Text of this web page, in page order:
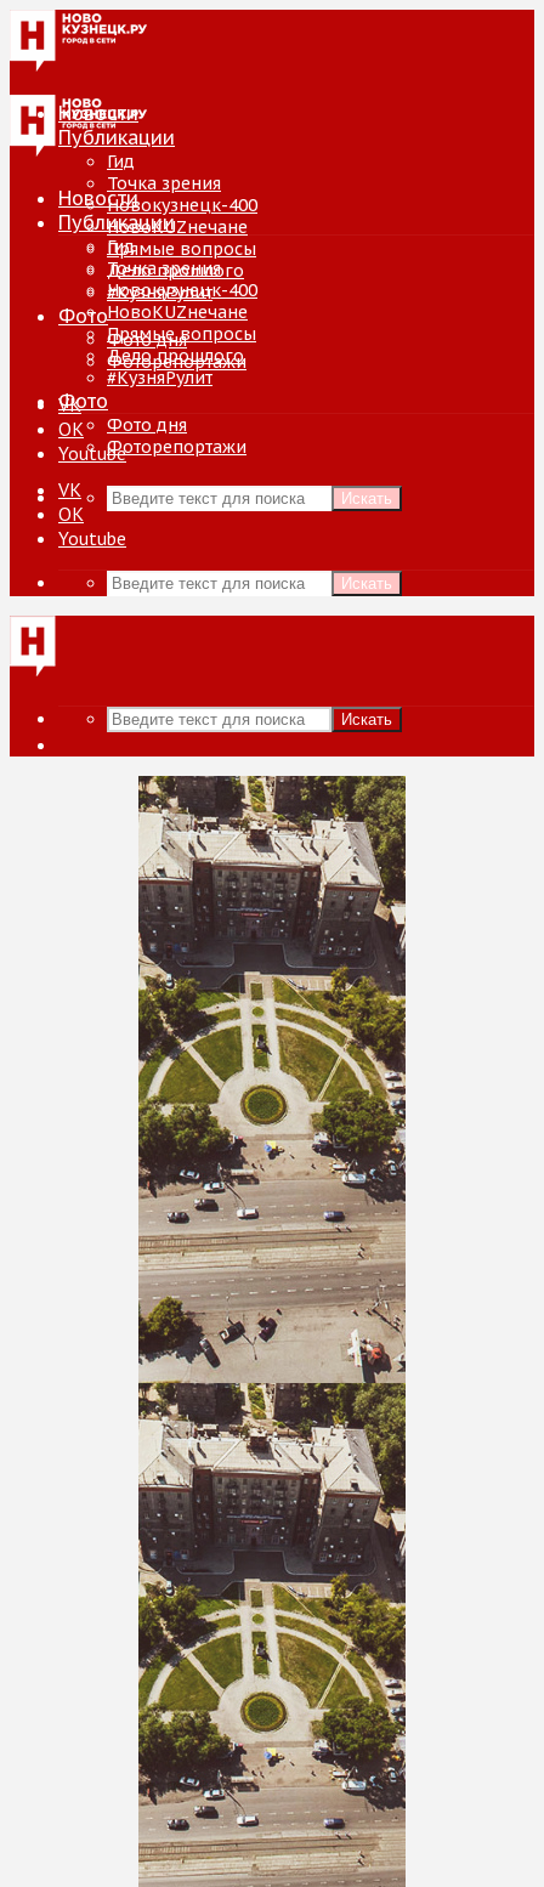
Новости
Публикации
Гид
Точка зрения
Новокузнецк-400
НовоKUZнечане
Прямые вопросы
Дело прошлого
#КузняРулит
Фото
Фото дня
Фоторепортажи
VK
ОК
Youtube
Искать
Новости
Публикации
Гид
Точка зрения
Новокузнецк-400
НовоKUZнечане
Прямые вопросы
Дело прошлого
#КузняРулит
Фото
Фото дня
Фоторепортажи
VK
ОК
Youtube
Искать
Искать